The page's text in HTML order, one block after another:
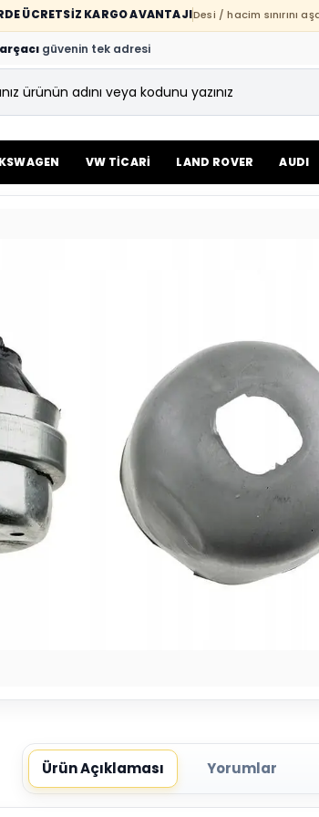
ÜCRETSİZ KARGO AVANTAJIDesi / hacim sınırını
güvenin tek adresi
VW TİCARİ LAND ROVER AUDI
Ürün Açıklaması Yorumlar